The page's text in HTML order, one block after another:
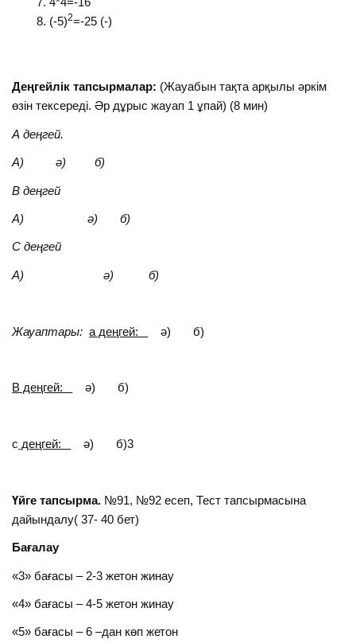
(-5)2=-25 (-)
Деңгейлік тапсырмалар: (Жауабын тақта арқылы әркім
өзін тексереді. Әр дұрыс жауап 1 ұпай) (8 мин)
А деңгей.
А) ә) б)
В деңгей
А) ә) б)
С деңгей
А) ә) б)
Жауаптары:а деңгей: ә) б)
В деңгей: ә) б)
с деңгей: ә) б)3
Үйге тапсырма. №91, №92 есеп, Тест тапсырмасына
дайындалу( 37- 40 бет)
Бағалау
«3» бағасы – 2-3 жетон жинау
«4» бағасы – 4-5 жетон жинау
«5» бағасы – 6 –дан көп жетон